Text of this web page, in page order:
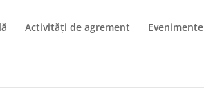
Activități de agrement Evenimente